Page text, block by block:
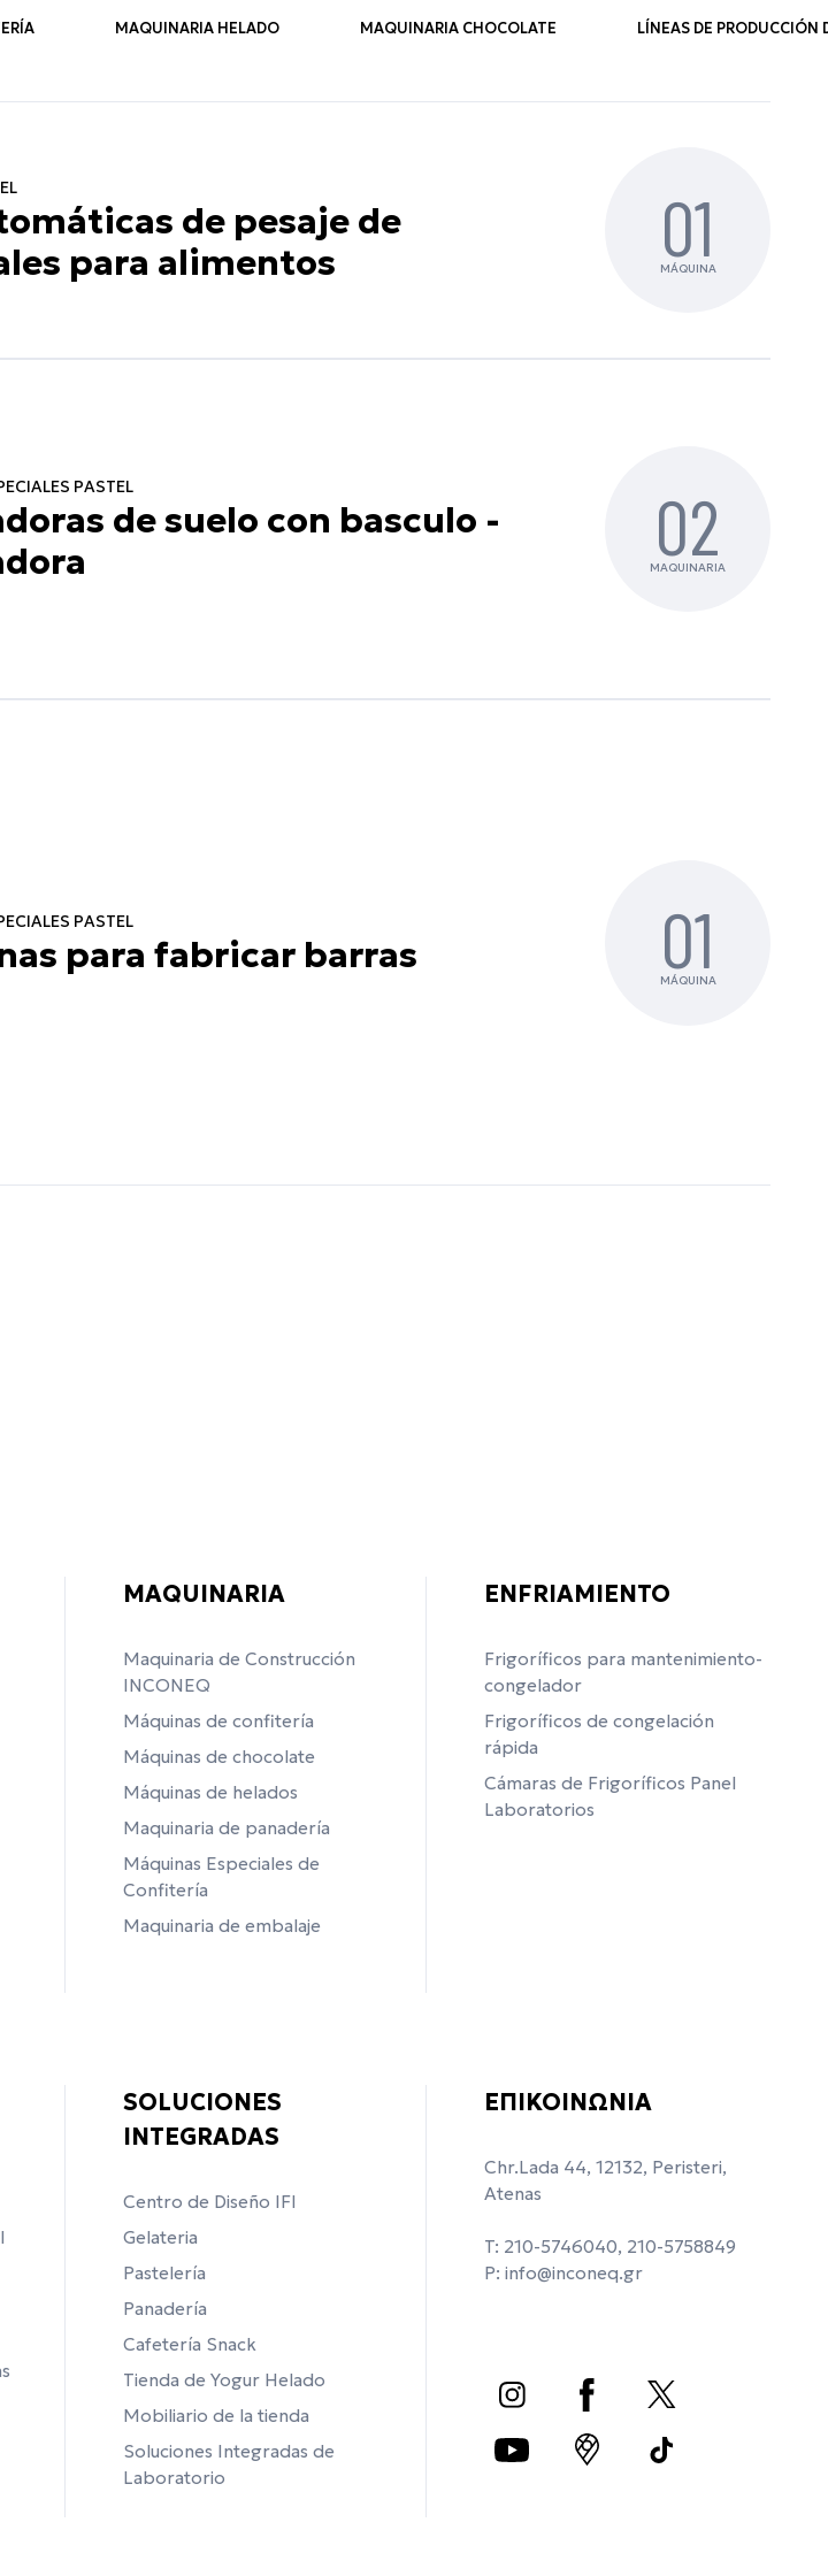
MAQUINARIA HELADO MAQUINARIA CHOCOLATE LÍNEAS DE PRODUCCIÓN
de pesaje de
para alimentos
01
MÁQUINA
PASTEL
de suelo con basculo -
02
MAQUINARIA
PASTEL
para fabricar barras 01
MÁQUINA
MAQUINARIA
Maquinaria de Construcción
INCONEQ
Máquinas de confitería
Máquinas de chocolate
Máquinas de helados
Maquinaria de panadería
Máquinas Especiales de
Confitería
Maquinaria de embalaje
ENFRIAMIENTO
Frigoríficos para mantenimiento-
congelador
Frigoríficos de congelación
rápida
Cámaras de Frigoríficos Panel
Laboratorios
SOLUCIONES
INTEGRADAS
Centro de Diseño IFI
Gelateria
Pastelería
Panadería
Cafetería Snack
Tienda de Yogur Helado
Mobiliario de la tienda
Soluciones Integradas de
Laboratorio
ΕΠΙΚΟΙΝΩΝΙΑ
Chr.Lada 44, 12132, Peristeri,
Atenas
T: 210-5746040, 210-5758849
P:info@inconeq.gr